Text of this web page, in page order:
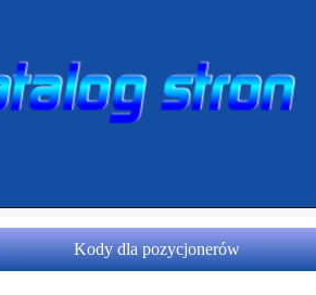
Kody dla pozycjonerów